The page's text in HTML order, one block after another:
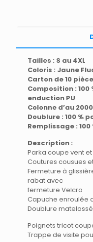
Tailles : S au 4XL
Coloris : Jaune
Carton de 10
Composition :
enduction PU
Colonne d’au
Doublure : 100 %
Remplissage :
Description :
Parka coupe vent
Coutures cousues
Fermeture à
rabat avec
fermeture Velcro
Capuche enroulée
Doublure
Poignets tricot
Trappe de visite